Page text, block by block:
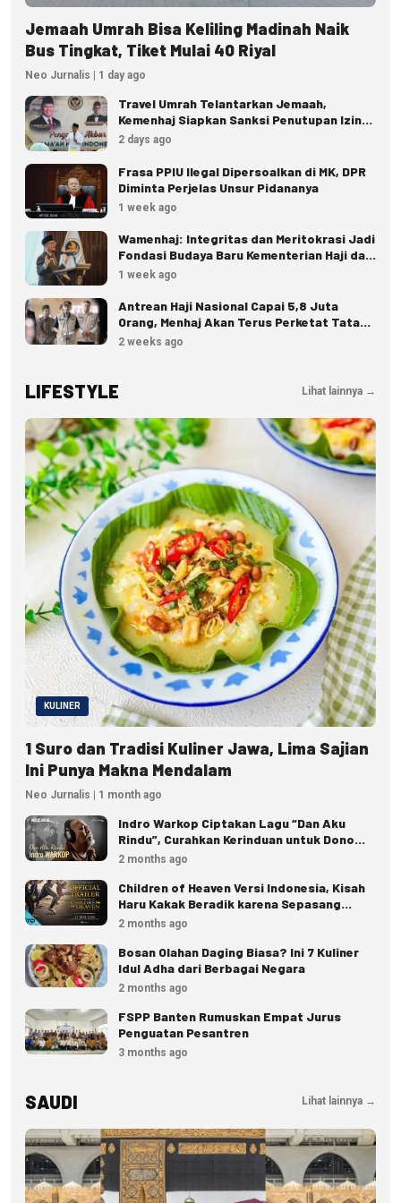
Jemaah Umrah Bisa Keliling Madinah Naik
Bus Tingkat, Tiket Mulai 40 Riyal
Neo Jurnalis | 1 day ago
Travel Umrah Telantarkan Jemaah,
Kemenhaj Siapkan Sanksi Penutupan Izin
hingga Pidana
2 days ago
Frasa PPIU Ilegal Dipersoalkan di MK, DPR
Diminta Perjelas Unsur Pidananya
1 week ago
Wamenhaj: Integritas dan Meritokrasi Jadi
Fondasi Budaya Baru Kementerian Haji dan
Umrah
1 week ago
Antrean Haji Nasional Capai 5,8 Juta
Orang, Menhaj Akan Terus Perketat Tata
Kelola
2 weeks ago
LIFESTYLE Lihat lainnya →
KULINER
1 Suro dan Tradisi Kuliner Jawa, Lima Sajian
Ini Punya Makna Mendalam
Neo Jurnalis | 1 month ago
Indro Warkop Ciptakan Lagu “Dan Aku
Rindu”, Curahkan Kerinduan untuk Dono
dan Kasino
2 months ago
Children of Heaven Versi Indonesia, Kisah
Haru Kakak Beradik karena Sepasang
Sepatu
2 months ago
Bosan Olahan Daging Biasa? Ini 7 Kuliner
Idul Adha dari Berbagai Negara
2 months ago
FSPP Banten Rumuskan Empat Jurus
Penguatan Pesantren
3 months ago
SAUDI Lihat lainnya →